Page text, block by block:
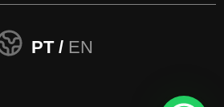
PT / EN